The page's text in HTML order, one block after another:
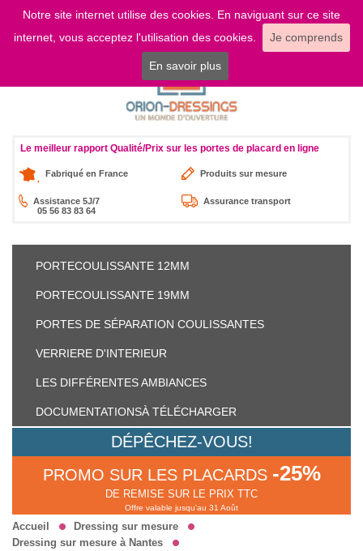
Notre site internet utilise des cookies. En naviguant sur ce site
internet, vous acceptez l'utilisation des cookies.
Je comprends
En savoir plus
LOGIN
Le meilleur rapport Qualité/Prix sur les portes de placard en ligne
Fabriqué en France Produits sur mesure
Assistance 5J/7
05 56 83 83 64
Assurance transport
PORTECOULISSANTE 12MM
PORTECOULISSANTE 19MM
PORTES DE SÉPARATION COULISSANTES
VERRIERE D'INTERIEUR
LES DIFFÉRENTESAMBIANCES
DOCUMENTATIONSÀ TÉLÉCHARGER
DÉPÊCHEZ-VOUS!
PROMO SUR LES PLACARDS -25%
DE REMISE SUR LE PRIX TTC
Offre valable jusqu'au 31 Août
Accueil
Dressing sur mesure
Dressing sur mesure à Nantes